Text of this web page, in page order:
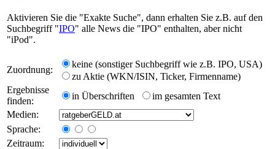
Aktivieren Sie die "Exakte Suche", dann erhalten Sie z.B. auf den
Suchbegriff "IPO" alle News die "IPO" enthalten, aber nicht
"iPod".
Zuordnung:
keine (sonstiger Suchbegriff wie z.B. IPO, USA)
zu Aktie (WKN/ISIN, Ticker, Firmenname)
Ergebnisse
finden:
in Überschriften
im gesamten Text
Medien:
Sprache:
Zeitraum: